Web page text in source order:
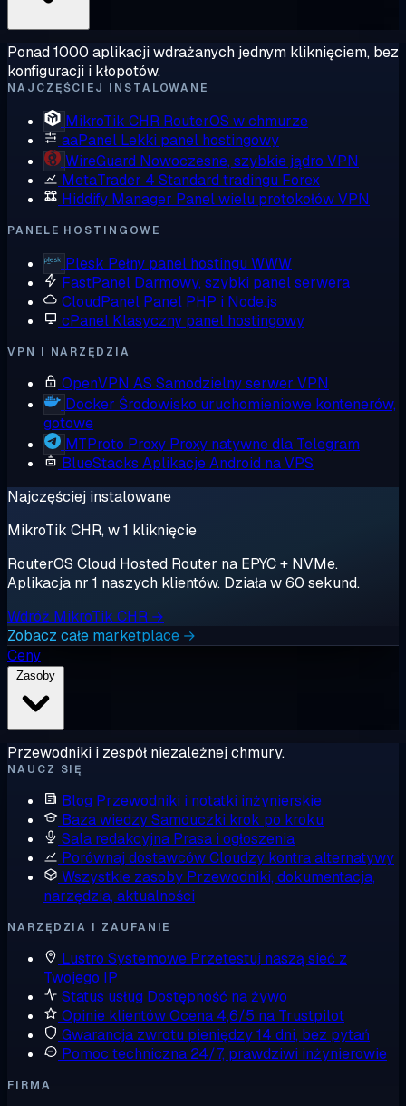
Ponad 1000 aplikacji wdrażanych jednym kliknięciem, bez
konfiguracji i kłopotów.
NAJCZĘŚCIEJ INSTALOWANE
MikroTik CHR RouterOS w chmurze
aaPanel Lekki panel hostingowy
WireGuard Nowoczesne, szybkie jądro VPN
MetaTrader 4 Standard tradingu Forex
Hiddify Manager Panel wielu protokołów VPN
PANELE HOSTINGOWE
Plesk Pełny panel hostingu WWW
FastPanel Darmowy, szybki panel serwera
CloudPanel Panel PHP i Node.js
cPanel Klasyczny panel hostingowy
VPN I NARZĘDZIA
OpenVPN AS Samodzielny serwer VPN
Docker Środowisko uruchomieniowe kontenerów,
gotowe
MTProto Proxy Proxy natywne dla Telegram
BlueStacks Aplikacje Android na VPS
Najczęściej instalowane
MikroTik CHR, w 1 kliknięcie
RouterOS Cloud Hosted Router na EPYC + NVMe.
Aplikacja nr 1 naszych klientów. Działa w 60 sekund.
Wdróż MikroTik CHR →
Zobacz całe marketplace →
Ceny
Przewodniki i zespół niezależnej chmury.
NAUCZ SIĘ
Blog Przewodniki i notatki inżynierskie
Baza wiedzySamouczki krok po kroku
Sala redakcyjna Prasa i ogłoszenia
Porównaj dostawcówCloudzy kontra alternatywy
Wszystkie zasoby Przewodniki, dokumentacja,
narzędzia, aktualności
NARZĘDZIA I ZAUFANIE
Lustro Systemowe Przetestuj naszą sieć z
Twojego IP
Status usług Dostępność na żywo
Opinie klientówOcena 4,6/5 na Trustpilot
Gwarancja zwrotu pieniędzy14 dni, bez pytań
Pomoc techniczna 24/7, prawdziwi inżynierowie
FIRMA